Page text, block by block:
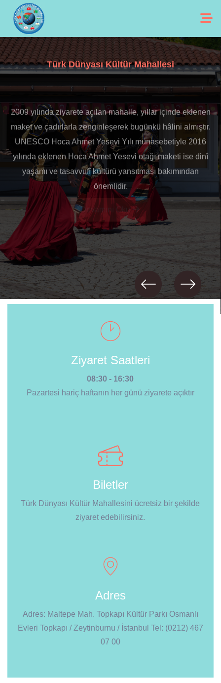
Türk Dünyası Kültür Mahallesi
2009 yılında ziyarete açılan mahalle, yıllar içinde eklenen
maket ve çadırlarla zenginleşerek bugünkü hâlini almıştır.
UNESCO Hoca Ahmet Yesevi Yılı münasebetiyle 2016
yılında eklenen Hoca Ahmet Yesevi otağı maketi ise dinî
yaşamı ve tasavvufî kültürü yansıtması bakımından
önemlidir.
Devamını Oku
Ziyaret Saatleri
08:30 - 16:30
Pazartesi hariç haftanın her günü ziyarete açıktır
Biletler
Türk Dünyası Kültür Mahallesini ücretsiz bir şekilde
ziyaret edebilirsiniz.
Adres
Adres: Maltepe Mah. Topkapı Kültür Parkı Osmanlı
Evleri Topkapı / Zeytinburnu / İstanbul Tel: (0212) 467
07 00